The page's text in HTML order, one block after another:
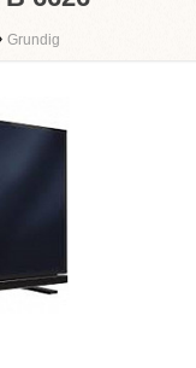
Grundig